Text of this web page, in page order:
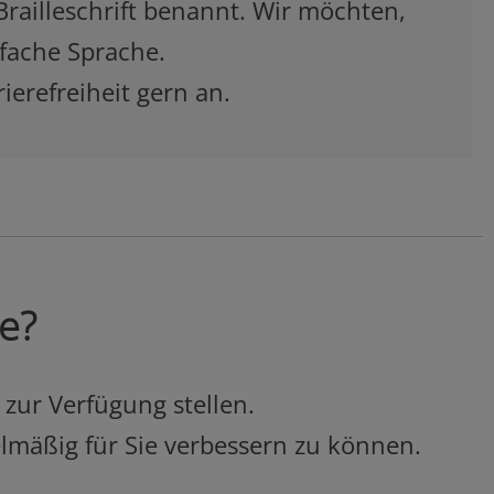
benannt. Wir möchten,
Sprache.
gern an.
Verfügung stellen.
für Sie verbessern zu können.